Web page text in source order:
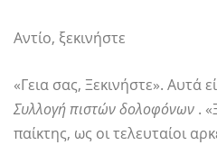
Αντίο, ξεκινήστε
«Γεια σας, Ξεκινήστε». Αυτά
Συλλογή πιστών δολοφόνων .
παίκτης, ως οι τελευταίοι